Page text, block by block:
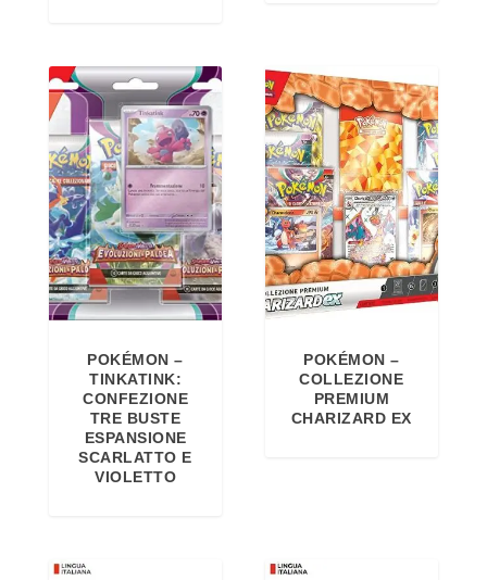
POKÉMON –
TINKATINK:
CONFEZIONE
TRE BUSTE
ESPANSIONE
SCARLATTO E
VIOLETTO
POKÉMON –
COLLEZIONE
PREMIUM
CHARIZARD EX